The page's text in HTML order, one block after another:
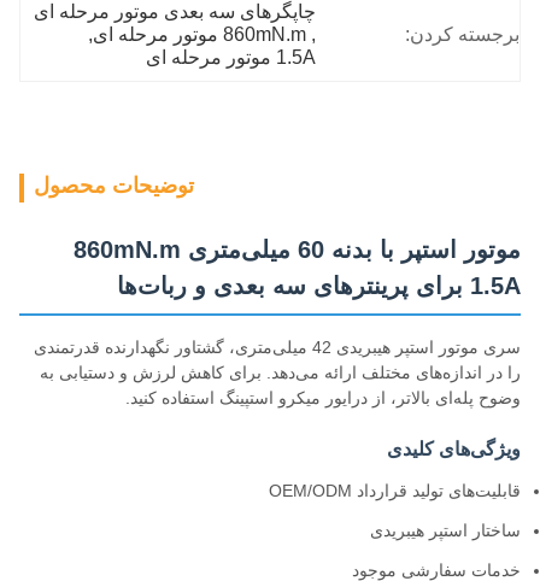
برجسته کردن:
چاپگرهای سه بعدی موتور مرحله ای
, 860mN.m موتور مرحله ای
,
1.5A موتور مرحله ای
توضیحات محصول
موتور استپر با بدنه 60 میلی‌متری 860mN.m
1.5A برای پرینترهای سه بعدی و ربات‌ها
سری موتور استپر هیبریدی 42 میلی‌متری، گشتاور نگهدارنده قدرتمندی
را در اندازه‌های مختلف ارائه می‌دهد. برای کاهش لرزش و دستیابی به
وضوح پله‌ای بالاتر، از درایور میکرو استپینگ استفاده کنید.
ویژگی‌های کلیدی
قابلیت‌های تولید قرارداد OEM/ODM
ساختار استپر هیبریدی
خدمات سفارشی موجود